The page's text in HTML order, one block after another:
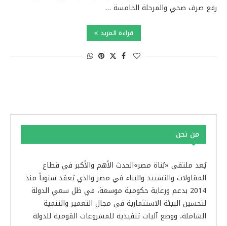
رفع صرف صحي والمرحلة الخامسة …
قراءة المزيد
من نحن
يُعد ملتقى «بُناة مصر»الحدث الأهم والأكبر في قطاع
المقاولات والتشييد والبناء في مصر والذي يُعقد سنوياً منذ
2014 بدعم ورعاية حكومية موسعة، في ظل سعي الدولة
لتحسين البيئة الاستثمارية في مجال التعمير والتنمية
الشاملة، ووضع آليات تنفيذية للمشروعات القومية للدولة